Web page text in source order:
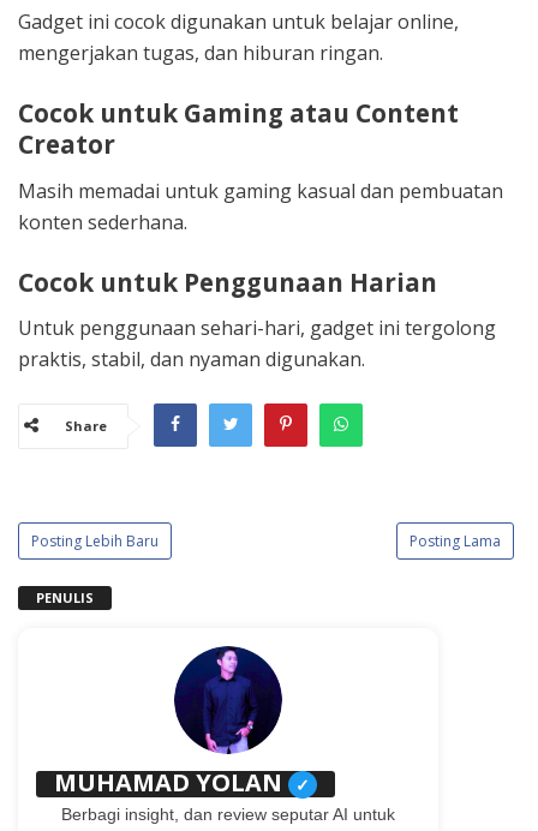
Gadget ini cocok digunakan untuk belajar online,
mengerjakan tugas, dan hiburan ringan.
Cocok untuk Gaming atau Content
Creator
Masih memadai untuk gaming kasual dan pembuatan
konten sederhana.
Cocok untuk Penggunaan Harian
Untuk penggunaan sehari-hari, gadget ini tergolong
praktis, stabil, dan nyaman digunakan.
Share
Posting Lebih Baru Posting Lama
PENULIS
MUHAMAD YOLAN ✓
Berbagi insight, dan review seputar AI untuk